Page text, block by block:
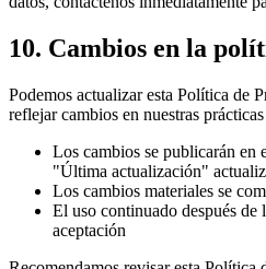
10. Cambios en la
Podemos actualizar esta Política de
reflejar cambios en nuestras
Los cambios se publicarán en
"Última actualización"
Los cambios materiales se
El uso continuado después de
aceptación